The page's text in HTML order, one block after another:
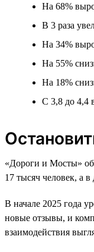
На 68%
В 3 раза
На 34%
На 55%
На 18%
С 3,8 до 4,4
«Дороги и Мосты»
17 тысяч человек, а
В начале 2025 года
новые отзывы, и
взаимодействия